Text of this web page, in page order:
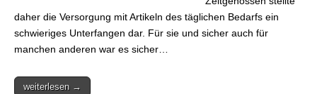
daher die Versorgung mit Artikeln des täglichen Bedarfs ein
schwieriges Unterfangen dar. Für sie und sicher auch für
manchen anderen war es sicher…
weiterlesen →